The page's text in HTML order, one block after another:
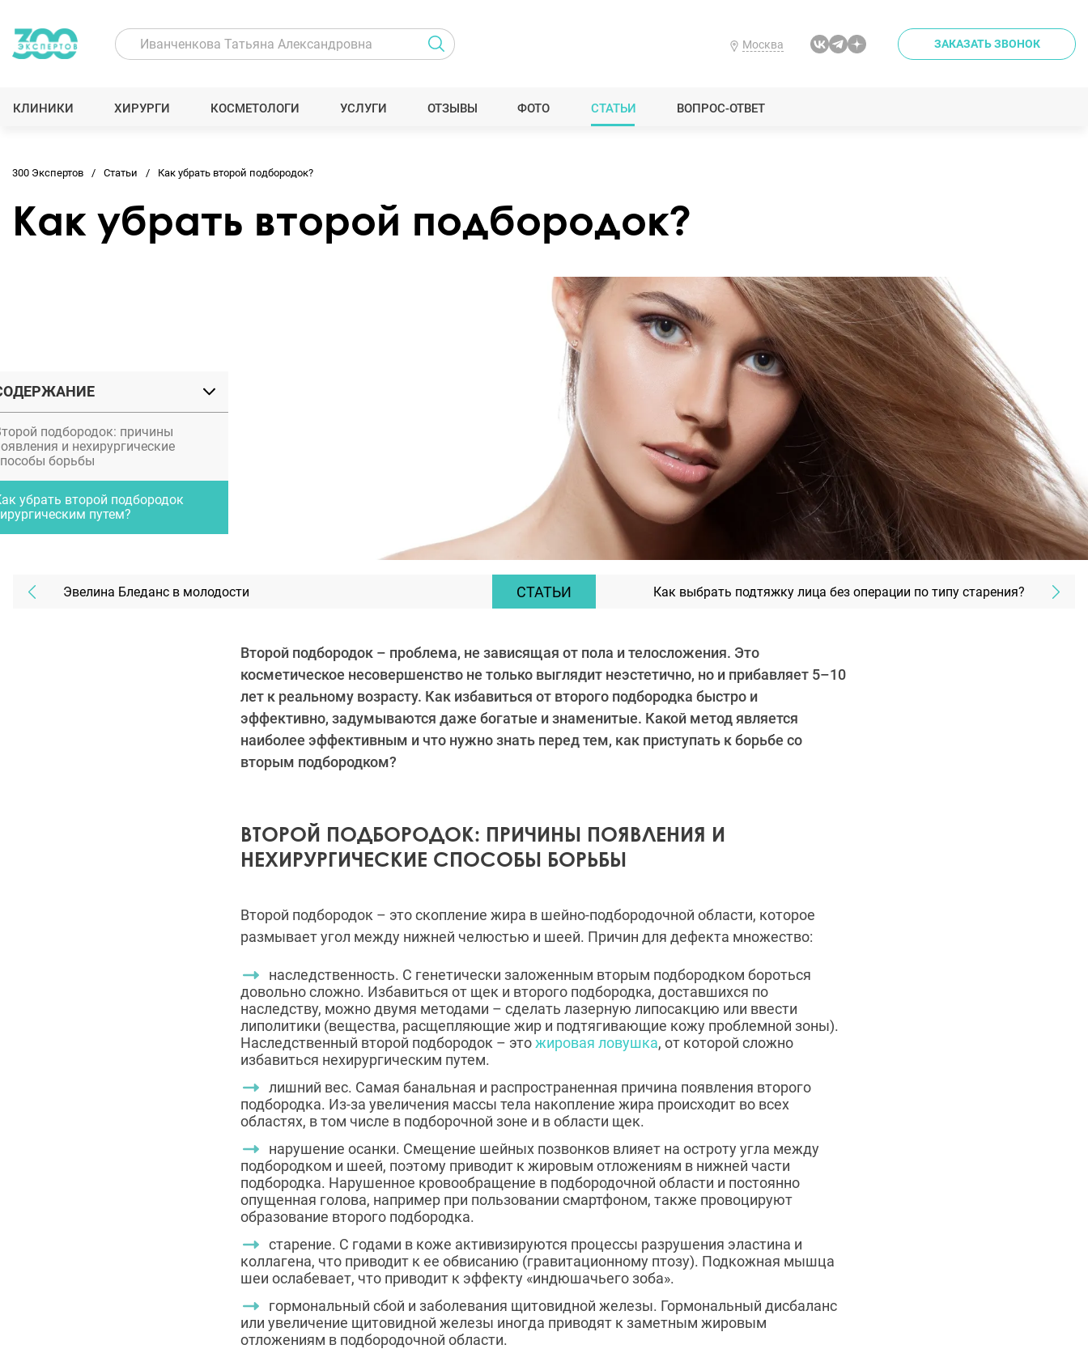
Москва ЗАКАЗАТЬ ЗВОНОК
КЛИНИКИ ХИРУРГИ КОСМЕТОЛОГИ УСЛУГИ ОТЗЫВЫ ФОТО СТАТЬИ ВОПРОС-ОТВЕТ
подбородок: причины
и нехирургические
борьбы
убрать второй подбородок
путем?
300 Экспертов Статьи Как убрать второй подбородок?
Как убрать второй подбородок?
Эвелина Бледанс в молодости СТАТЬИ Как выбрать подтяжку лица без операции по типу старения?
Второй подбородок – проблема, не зависящая от пола и телосложения. Это
косметическое несовершенство не только выглядит неэстетично, но и прибавляет 5–10
лет к реальному возрасту. Как избавиться от второго подбородка быстро и
эффективно, задумываются даже богатые и знаменитые. Какой метод является
наиболее эффективным и что нужно знать перед тем, как приступать к борьбе со
вторым подбородком?
ВТОРОЙ ПОДБОРОДОК: ПРИЧИНЫ ПОЯВЛЕНИЯ И
НЕХИРУРГИЧЕСКИЕ СПОСОБЫ БОРЬБЫ
Второй подбородок – это скопление жира в шейно-подбородочной области, которое
размывает угол между нижней челюстью и шеей. Причин для дефекта множество:
наследственность. С генетически заложенным вторым подбородком бороться
довольно сложно. Избавиться от щек и второго подбородка, доставшихся по
наследству, можно двумя методами – сделать лазерную липосакцию или ввести
липолитики (вещества, расщепляющие жир и подтягивающие кожу проблемной зоны).
Наследственный второй подбородок – этожировая ловушка, от которой сложно
избавиться нехирургическим путем.
лишний вес. Самая банальная и распространенная причина появления второго
подбородка. Из-за увеличения массы тела накопление жира происходит во всех
областях, в том числе в подборочной зоне и в области щек.
нарушение осанки. Смещение шейных позвонков влияет на остроту угла между
подбородком и шеей, поэтому приводит к жировым отложениям в нижней части
подбородка. Нарушенное кровообращение в подбородочной области и постоянно
опущенная голова, например при пользовании смартфоном, также провоцируют
образование второго подбородка.
старение. С годами в коже активизируются процессы разрушения эластина и
коллагена, что приводит к ее обвисанию (гравитационному птозу). Подкожная мышца
шеи ослабевает, что приводит к эффекту «индюшачьего зоба».
гормональный сбой и заболевания щитовидной железы. Гормональный дисбаланс
или увеличение щитовидной железы иногда приводят к заметным жировым
отложениям в подбородочной области.